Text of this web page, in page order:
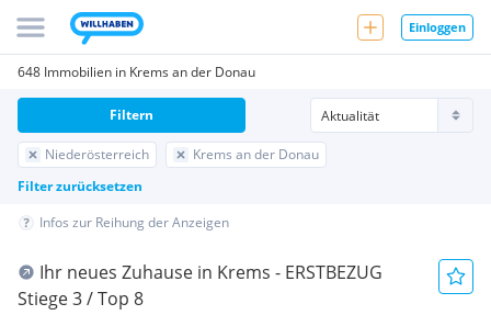
Einloggen
648 Immobilien in Krems an der Donau
Niederösterreich
Krems an der Donau
Filter zurücksetzen
Filtern
Infos zur Reihung der Anzeigen
Ihr neues Zuhause in Krems - ERSTBEZUG
Stiege 3 / Top 8